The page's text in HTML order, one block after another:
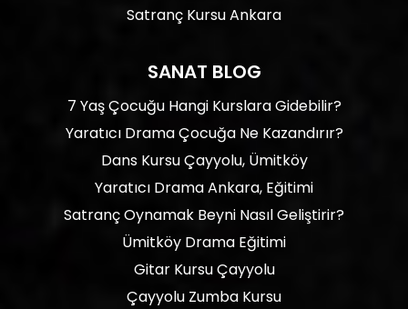
Satranç Kursu Ankara
SANAT BLOG
7 Yaş Çocuğu Hangi Kurslara Gidebilir?
Yaratıcı Drama Çocuğa Ne Kazandırır?
Dans Kursu Çayyolu, Ümitköy
Yaratıcı Drama Ankara, Eğitimi
Satranç Oynamak Beyni Nasıl Geliştirir?
Ümitköy Drama Eğitimi
Gitar Kursu Çayyolu
Çayyolu Zumba Kursu